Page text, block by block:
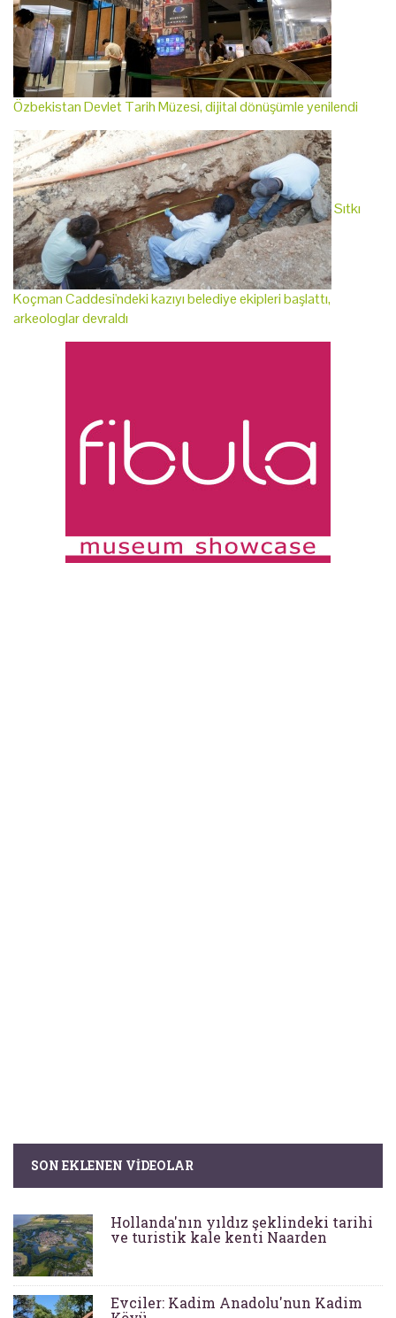
Özbekistan Devlet Tarih Müzesi, dijital dönüşümle yenilendi
Sıtkı
Koçman Caddesi'ndeki kazıyı belediye ekipleri başlattı,
arkeologlar devraldı
SON EKLENEN VIDEOLAR
Hollanda'nın yıldız şeklindeki tarihi
ve turistik kale kenti Naarden
Evciler: Kadim Anadolu'nun Kadim